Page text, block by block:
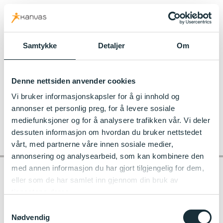
Samtykke Detaljer Om
Denne nettsiden anvender cookies
Vi bruker informasjonskapsler for å gi innhold og
annonser et personlig preg, for å levere sosiale
mediefunksjoner og for å analysere trafikken vår. Vi deler
dessuten informasjon om hvordan du bruker nettstedet
vårt, med partnerne våre innen sosiale medier,
annonsering og analysearbeid, som kan kombinere den
med annen informasjon du har gjort tilgjengelig for dem,
eller som de har samlet inn gjennom din bruk av
Nødvendig
kanvas.no
Kontakt barnehagen